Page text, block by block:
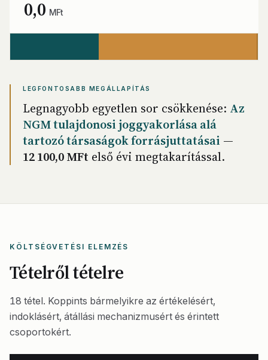
0,0 MFt
LEGFONTOSABB MEGÁLLAPÍTÁS
Legnagyobb egyetlen sor csökkenése: Az
NGM tulajdonosi joggyakorlása alá
tartozó társaságok forrásjuttatásai —
12 100,0 MFt első évi megtakarítással.
KÖLTSÉGVETÉSI ELEMZÉS
Tételről tételre
18 tétel. Koppints bármelyikre az értékelésért,
indoklásért, átállási mechanizmusért és érintett
csoportokért.